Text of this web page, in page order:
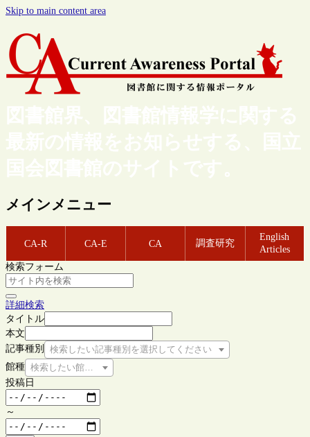
Skip to main content area
図書館界、図書館情報学に関する
最新の情報をお知らせする、国立
国会図書館のサイトです。
メインメニュー
CA-R CA-E CA 調査研究
English
Articles
検索フォーム
詳細検索
タイトル
本文
記事種別
検索したい記事種別を選択してください
館種 検索したい館種を選択してください
投稿日
～